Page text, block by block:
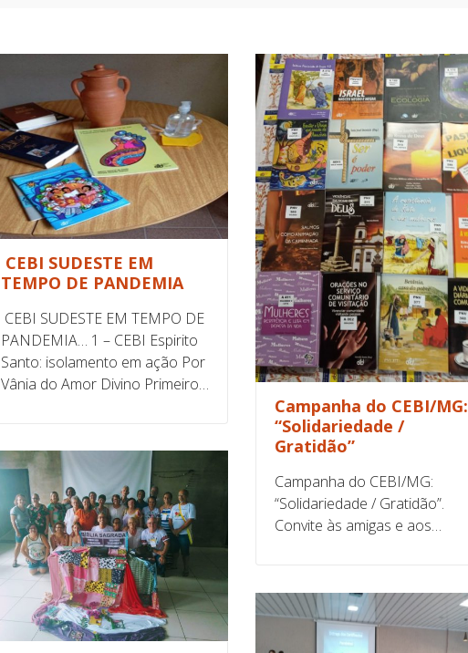
CEBI SUDESTE EM
TEMPO DE PANDEMIA
CEBI SUDESTE EM TEMPO DE
PANDEMIA… 1 – CEBI Espirito
Santo: isolamento em ação Por
Vânia do Amor Divino Primeiro…
Campanha do CEBI/MG:
“Solidariedade /
Gratidão”
Campanha do CEBI/MG:
“Solidariedade / Gratidão”.
Convite às amigas e aos…